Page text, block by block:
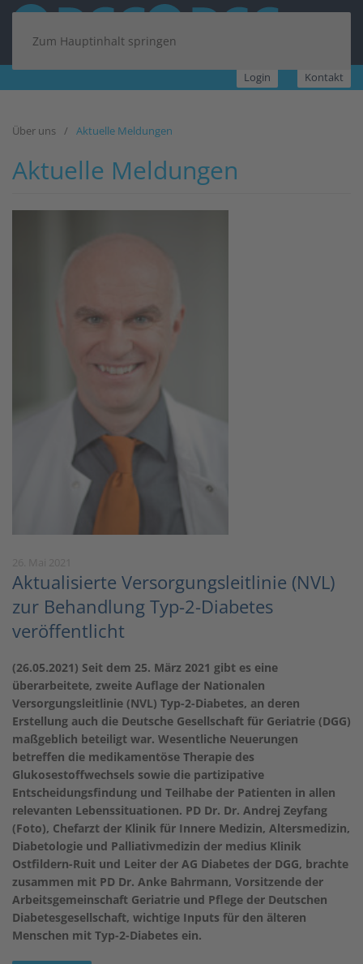
Zum Hauptinhalt springen
Login Kontakt
Über uns Aktuelle Meldungen
Aktuelle Meldungen
Aktualisierte Versorgungsleitlinie (NVL)
zur Behandlung Typ-2-Diabetes
veröffentlicht
(26.05.2021) Seit dem 25. März 2021 gibt es eine
überarbeitete, zweite Auflage der Nationalen
Versorgungsleitlinie (NVL) Typ-2-Diabetes, an deren
Erstellung auch die Deutsche Gesellschaft für Geriatrie (DGG)
maßgeblich beteiligt war. Wesentliche Neuerungen
betreffen die medikamentöse Therapie des
Glukosestoffwechsels sowie die partizipative
Entscheidungsfindung und Teilhabe der Patienten in allen
relevanten Lebenssituationen. PD Dr. Dr. Andrej Zeyfang
(Foto), Chefarzt der Klinik für Innere Medizin, Altersmedizin,
Diabetologie und Palliativmedizin der medius Klinik
Ostfildern-Ruit und Leiter der AG Diabetes der DGG, brachte
zusammen mit PD Dr. Anke Bahrmann, Vorsitzende der
Arbeitsgemeinschaft Geriatrie und Pflege der Deutschen
Diabetesgesellschaft, wichtige Inputs für den älteren
Menschen mit Typ-2-Diabetes ein.